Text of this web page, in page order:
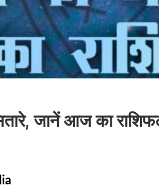
जानें आज का